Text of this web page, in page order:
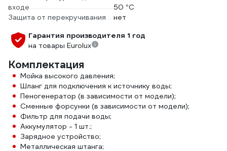
входе
50 °С
Защита от перекручивания
нет
Гарантия производителя 1 год
на товары Eurolux
Комплектация
Мойка высокого давления;
Шланг для подключения к источнику воды;
Пеногенератор (в зависимости от модели);
Сменные форсунки (в зависимости от модели);
Фильтр для подачи воды;
Аккумулятор - 1 шт.;
Зарядное устройство;
Металлическая штанга;